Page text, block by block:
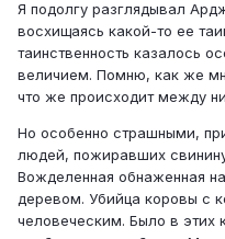
Я подолгу разглядывал
восхищаясь какой-то ее
таинственность казалось
величием. Помню, как же
что же происходит между
Но особенно страшными,
людей, пожиравших
Вожделенная обнаженная
деревом. Убийца коровы с
человеческим. Было в этих